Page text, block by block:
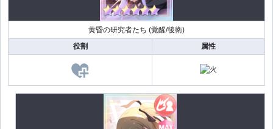
黄昏の研究者たち (覚醒/後衛)
役割
属性